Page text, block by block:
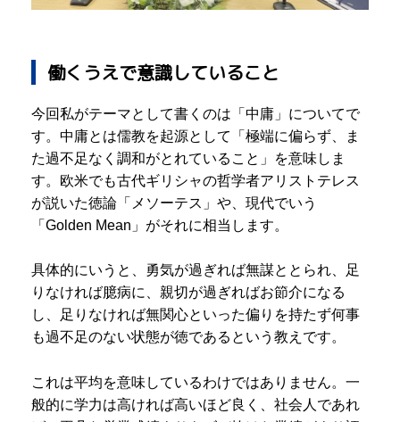
働くうえで意識していること
今回私がテーマとして書くのは「中庸」についてで
す。中庸とは儒教を起源として「極端に偏らず、ま
た過不足なく調和がとれていること」を意味しま
す。欧米でも古代ギリシャの哲学者アリストテレス
が説いた徳論「メソーテス」や、現代でいう
「Golden Mean」がそれに相当します。
具体的にいうと、勇気が過ぎれば無謀ととられ、足
りなければ臆病に、親切が過ぎればお節介になる
し、足りなければ無関心といった偏りを持たず何事
も過不足のない状態が徳であるという教えです。
これは平均を意味しているわけではありません。一
般的に学力は高ければ高いほど良く、社会人であれ